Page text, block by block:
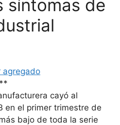
síntomas de
agregado
cayó al
en el primer trimestre de
bajo de toda la serie